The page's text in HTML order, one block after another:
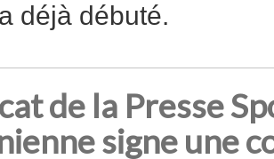
déjà débuté.
de la Presse
signe une